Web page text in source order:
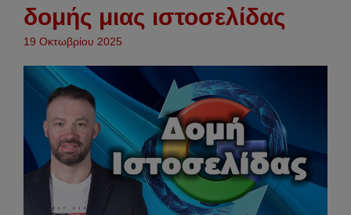
δομής μιας ιστοσελίδας
19 Οκτωβρίου 2025